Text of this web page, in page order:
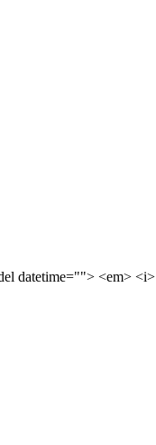
datetime=""> <em> <i>